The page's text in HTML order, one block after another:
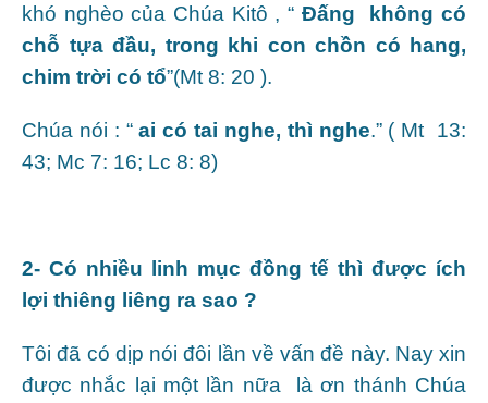
khó nghèo của Chúa Kitô , “ Đấng không có
chỗ tựa đầu, trong khi con chồn có hang,
chim trời có tổ”(Mt 8: 20 ).
Chúa nói : “ai có tai nghe, thì nghe.” ( Mt 13:
43; Mc 7: 16; Lc 8: 8)
2- Có nhiều linh mục đồng tế thì được ích
lợi thiêng liêng ra sao ?
Tôi đã có dịp nói đôi lần về vấn đề này. Nay xin
được nhắc lại một lần nữa là ơn thánh Chúa